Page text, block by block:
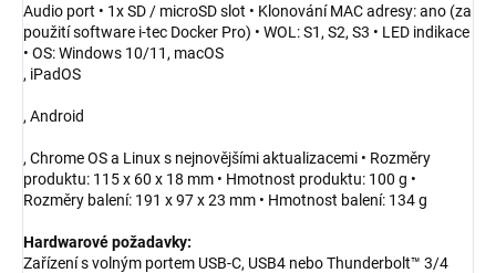
Audio port • 1x SD / microSD slot • Klonování MAC adresy: ano (za
použití software i-tec Docker Pro) • WOL: S1, S2, S3 • LED indikace
• OS: Windows 10/11, macOS
, iPadOS
, Android
, Chrome OS a Linux s nejnovějšími aktualizacemi • Rozměry
produktu: 115 x 60 x 18 mm • Hmotnost produktu: 100 g •
Rozměry balení: 191 x 97 x 23 mm • Hmotnost balení: 134 g
Hardwarové požadavky:
Zařízení s volným portem USB-C, USB4 nebo Thunderbolt™ 3/4